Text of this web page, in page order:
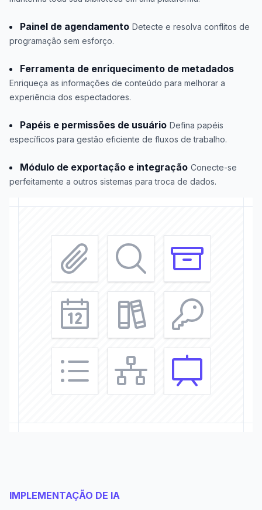
Painel de agendamento Detecte e resolva conflitos de
programação sem esforço.
Ferramenta de enriquecimento de metadados
Enriqueça as informações de conteúdo para melhorar a
experiência dos espectadores.
Papéis e permissões de usuário Defina papéis
específicos para gestão eficiente de fluxos de trabalho.
Módulo de exportação e integração Conecte-se
perfeitamente a outros sistemas para troca de dados.
IMPLEMENTAÇÃO DE IA